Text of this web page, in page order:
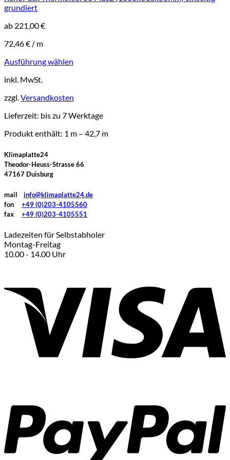
grundiert
ab 221,00€
72,46€ / m
Ausführung wählen
Produkt
mehrere
auf.
Die
Optionen
auf
der
Produktseite
werden
inkl. MwSt.
zzgl.Versandkosten
Lieferzeit: bis zu 7 Werktage
Produkt enthält: 1 m – 42,7 m
Klimaplatte24
Theodor-Heuss-Strasse 66
47167 Duisburg
mail info@klimaplatte24.de
fon +49 (0)203-4105560
fax +49 (0)203-4105551
Ladezeiten für Selbstabholer
Montag-Freitag
10.00 - 14.00 Uhr